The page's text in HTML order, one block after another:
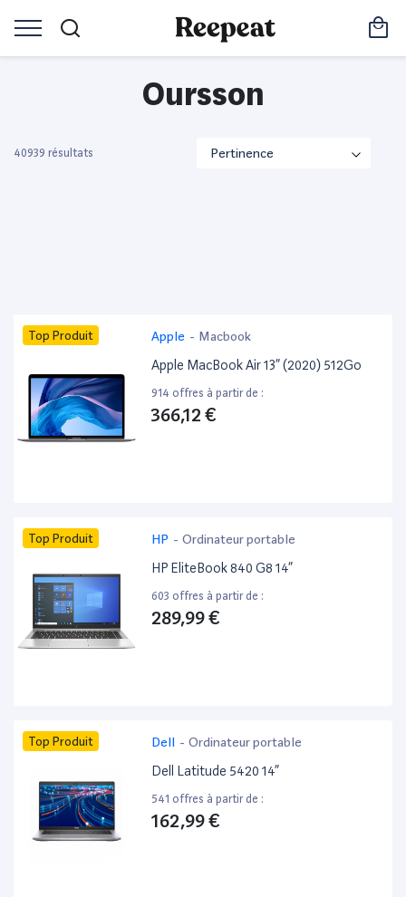
Oursson
40939 résultats
Top Produit Apple - Macbook
Apple MacBook Air 13” (2020) 512Go
914 offres à partir de :
366,12 €
Top Produit HP - Ordinateur portable
HP EliteBook 840 G8 14”
603 offres à partir de :
289,99 €
Top Produit Dell - Ordinateur portable
Dell Latitude 5420 14”
541 offres à partir de :
162,99 €